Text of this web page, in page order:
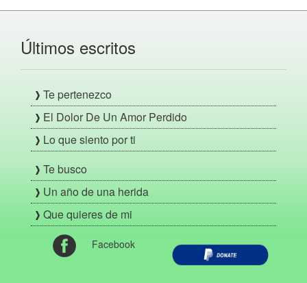
Últimos escritos
Te pertenezco
El Dolor De Un Amor Perdido
Lo que siento por ti
Te busco
Un año de una herida
Que quieres de mi
Facebook